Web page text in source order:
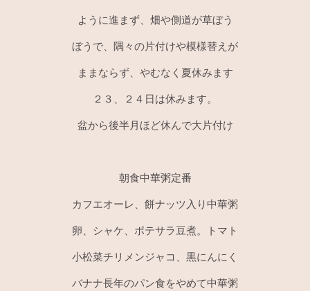
ように進まず、畑や側道が草ぼう
ぼうで、隅々の片付けや模様替えが
ままならず、やむなく夏休みます
２３、２４日は休みます。
盆から後半月ほど休んで大片付け
朝食中華粥定番
カフエオーレ、餅ナッツ入り中華粥
卵、シャケ、ポテサラ豆煮。トマト
小松菜チリメンジャコ、黒にんにく
バナナ長年のパン食をやめて中華粥